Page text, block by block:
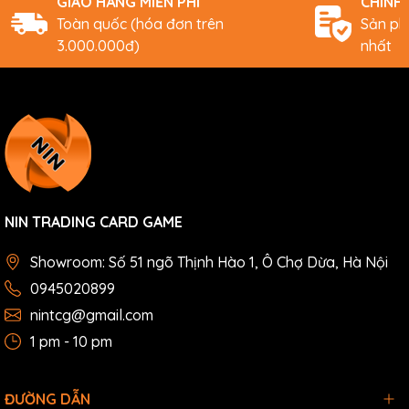
Toàn quốc (hóa đơn trên
3.000.000đ)
Sản
nhất
NIN TRADING CARD GAME
Showroom: Số 51 ngõ Thịnh Hào 1, Ô Chợ Dừa, Hà Nội
0945020899
nintcg@gmail.com
1 pm - 10 pm
ĐƯỜNG DẪN